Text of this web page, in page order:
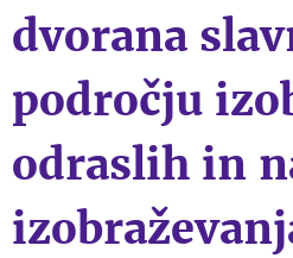
dvorana
področju
odraslih in